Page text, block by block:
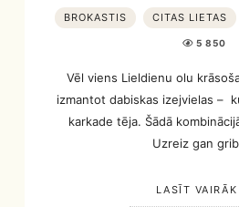
BROKASTIS CITAS LIETAS
5 850
Vēl viens Lieldienu olu
izmantot dabiskas izejvielas –
karkade tēja. Šādā
Uzreiz gan
LASĪT VAIRĀK